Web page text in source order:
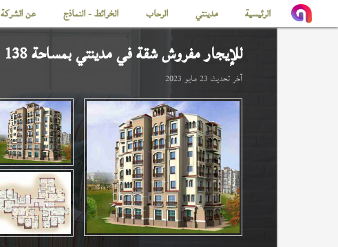
الرئيسية مدينتي الرحاب الخرائط - النماذج عن الشركة
للإيجار مفروش شقة فيمدينتيبمساحة 138 م
آخر تحديث 23 مايو 2023